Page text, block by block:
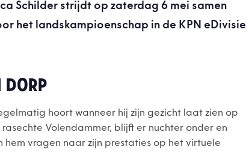
Schilder strijdt op zaterdag 6 mei samen
het landskampioenschap in de KPN eDivisie
DORP
hoort wanneer hij zijn gezicht laat zien op
Volendammer, blijft er nuchter onder en
vragen naar zijn prestaties op het virtuele